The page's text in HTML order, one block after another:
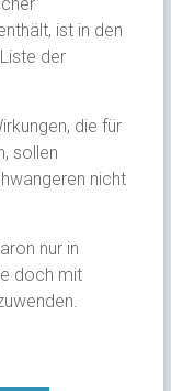
ist in den
der
die für
sollen
nicht
nur in
doch mit